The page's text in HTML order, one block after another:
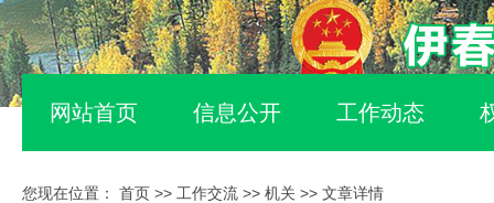
网站首页 信息公开 工作动态
您现在位置： 首页 >> 工作交流 >> 机关 >> 文章详情